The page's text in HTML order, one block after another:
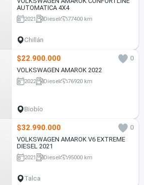
AUTOMATICA 4X4
2021 Diesel 77400 km
Chillán
$22.900.000
0
VOLKSWAGEN AMAROK 2022
2022 Diesel 76920 km
Biobío
$32.990.000
0
VOLKSWAGEN AMAROK V6 EXTREME
DIESEL 2021
2021 Diesel 95000 km
Talca